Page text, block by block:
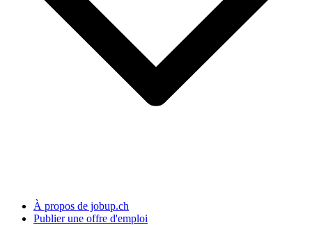
À propos de jobup.ch
Publier une offre d'emploi